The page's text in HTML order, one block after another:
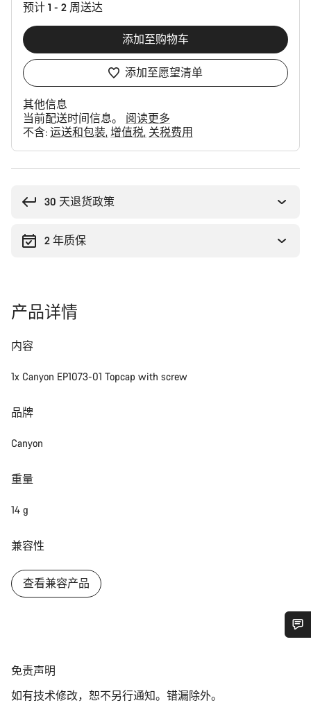
预计 1 - 2 周送达
添加至购物车
添加至愿望清单
其他信息
当前配送时间信息。 阅读更多
不含: 运送和包装 增值税 关税费用
30 天退货政策
2 年质保
产品详情
内容
1x Canyon EP1073-01 Topcap with screw
品牌
Canyon
重量
14 g
兼容性
查看兼容产品
免
声
免责声明
如有技术修改，恕不另行通知。错漏除外。
我们的客户支持专家正在等待为您答疑解惑。